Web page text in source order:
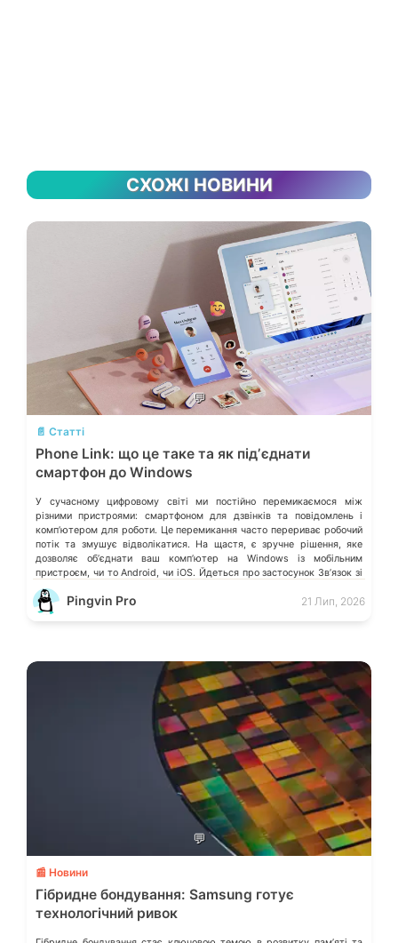
СХОЖІ НОВИНИ
💬
📄 Статті
Phone Link: що це таке та як підʼєднати
смартфон до Windows
У сучасному цифровому світі ми постійно перемикаємося між
різними пристроями: смартфоном для дзвінків та повідомлень і
компʼютером для роботи. Це перемикання часто перериває робочий
потік та змушує відволікатися. На щастя, є зручне рішення, яке
дозволяє обʼєднати ваш компʼютер на Windows із мобільним
пристроєм, чи то Android, чи iOS. Йдеться про застосунок Звʼязок зі
смартфоном (Phone Link) від Microsoft, що перетворює ваш ПК на
своєрідний «міст» до функцій смартфона.
Pingvin Pro 21 Лип, 2026
💬
📰 Новини
Гібридне бондування: Samsung готує
технологічний ривок